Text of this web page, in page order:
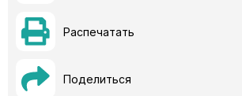
Распечатать
Поделиться